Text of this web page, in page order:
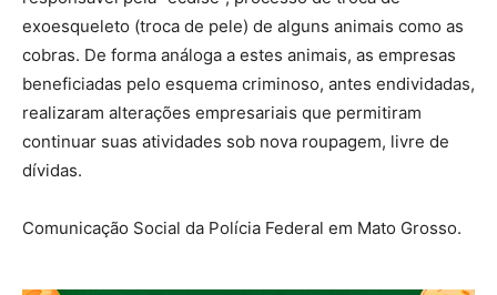
exoesqueleto (troca de pele) de alguns animais como as
cobras. De forma análoga a estes animais, as empresas
beneficiadas pelo esquema criminoso, antes endividadas,
realizaram alterações empresariais que permitiram
continuar suas atividades sob nova roupagem, livre de
dívidas.
Comunicação Social da Polícia Federal em Mato Grosso.